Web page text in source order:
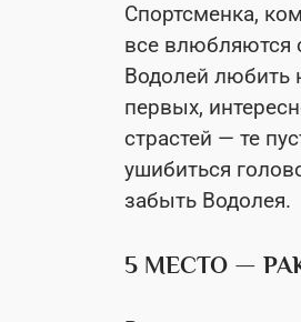
Спортсменка,
все влюбляются
Водолей любить
первых,
страстей — те
ушибиться
забыть Водолея.
5 МЕСТО —